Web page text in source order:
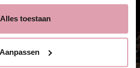
Alles toestaan
Aanpassen